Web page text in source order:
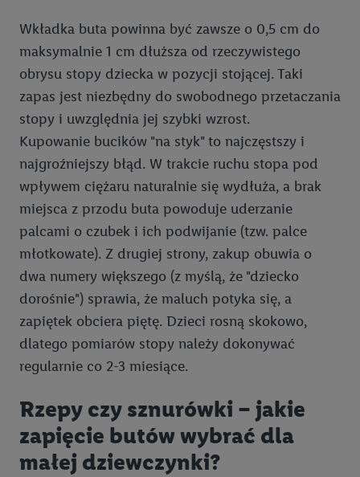
Wkładka buta powinna być zawsze o 0,5 cm do
maksymalnie 1 cm dłuższa od rzeczywistego
obrysu stopy dziecka w pozycji stojącej. Taki
zapas jest niezbędny do swobodnego przetaczania
stopy i uwzględnia jej szybki wzrost.
Kupowanie bucików "na styk" to najczęstszy i
najgroźniejszy błąd. W trakcie ruchu stopa pod
wpływem ciężaru naturalnie się wydłuża, a brak
miejsca z przodu buta powoduje uderzanie
palcami o czubek i ich podwijanie (tzw. palce
młotkowate). Z drugiej strony, zakup obuwia o
dwa numery większego (z myślą, że "dziecko
dorośnie") sprawia, że maluch potyka się, a
zapiętek obciera piętę. Dzieci rosną skokowo,
dlatego pomiarów stopy należy dokonywać
regularnie co 2-3 miesiące.
Rzepy czy sznurówki – jakie
zapięcie butów wybrać dla
małej dziewczynki?